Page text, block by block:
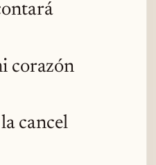
corazón
cancel